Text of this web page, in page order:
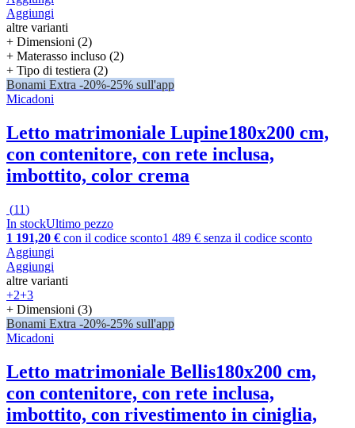
Aggiungi
altre varianti
+ Dimensioni (2)
+ Materasso incluso (2)
+ Tipo di testiera (2)
Bonami Extra -20%-25% sull'app
Micadoni
Letto matrimoniale Lupine180x200 cm,
con contenitore, con rete inclusa,
imbottito, color crema
(11)
In stockUltimo pezzo
1 191,20 € con il codice sconto1 489 € senza il codice sconto
Aggiungi
Aggiungi
altre varianti
+2+3
+ Dimensioni (3)
Bonami Extra -20%-25% sull'app
Micadoni
Letto matrimoniale Bellis180x200 cm,
con contenitore, con rete inclusa,
imbottito, con rivestimento in ciniglia,